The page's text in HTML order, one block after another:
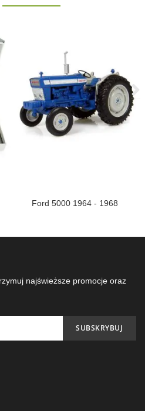
Ford 5000 1964 - 1968
najświeższe promocje oraz
SUBSKRYBUJ